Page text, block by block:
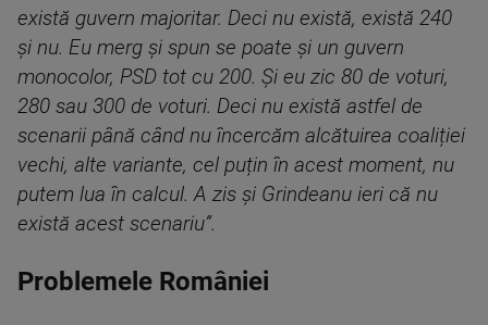
există guvern majoritar. Deci nu există, există 240
și nu. Eu merg și spun se poate și un guvern
monocolor, PSD tot cu 200. Și eu zic 80 de voturi,
280 sau 300 de voturi. Deci nu există astfel de
scenarii până când nu încercăm alcătuirea coaliției
vechi, alte variante, cel puțin în acest moment, nu
putem lua în calcul. A zis și Grindeanu ieri că nu
există acest scenariu”.
Problemele României